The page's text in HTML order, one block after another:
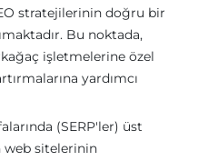
stratejilerinin doğru bir
Bu noktada,
işletmelerine özel
yardımcı
(SERP'ler) üst
web sitelerinin